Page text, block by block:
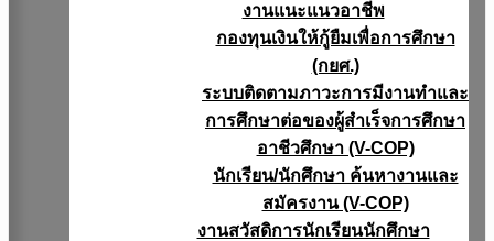
งานแนะแนวอาชีพ
กองทุนเงินให้กู้ยืมเพื่อการศึกษา
(กยศ.)
ระบบติดตามภาวะการมีงานทำและ
การศึกษาต่อของผู้สำเร็จการศึกษา
อาชีวศึกษา (V-COP)
นักเรียน/นักศึกษา ค้นหางานและ
สมัครงาน (V-COP)
งานสวัสดิการนักเรียนนักศึกษา